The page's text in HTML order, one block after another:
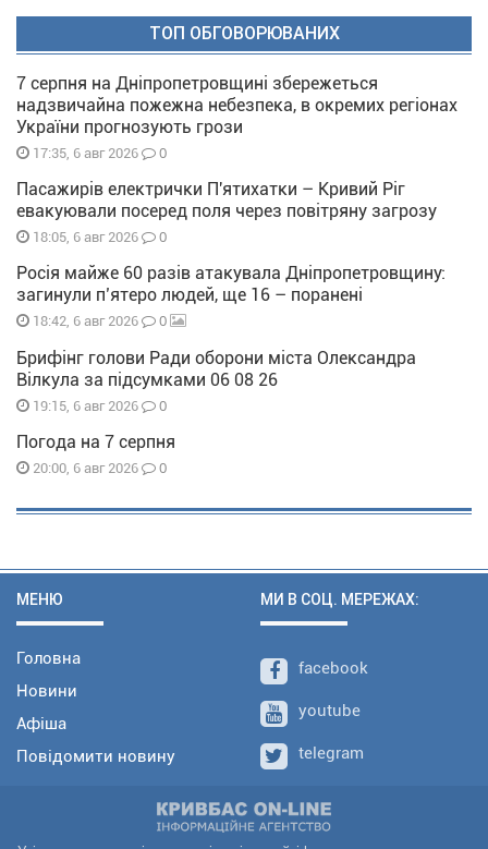
ТОП ОБГОВОРЮВАНИХ
7 серпня на Дніпропетровщині збережеться
надзвичайна пожежна небезпека, в окремих регіонах
України прогнозують грози
17:35, 6 авг 2026 0
Пасажирів електрички П'ятихатки – Кривий Ріг
евакуювали посеред поля через повітряну загрозу
18:05, 6 авг 2026 0
Росія майже 60 разів атакувала Дніпропетровщину:
загинули п’ятеро людей, ще 16 – поранені
18:42, 6 авг 2026 0
Брифінг голови Ради оборони міста Олександра
Вілкула за підсумками 06 08 26
19:15, 6 авг 2026 0
Погода на 7 серпня
20:00, 6 авг 2026 0
МЕНЮ
Головна
Новини
Афіша
Повідомити новину
МИ В СОЦ. МЕРЕЖАХ:
facebook
youtube
telegram